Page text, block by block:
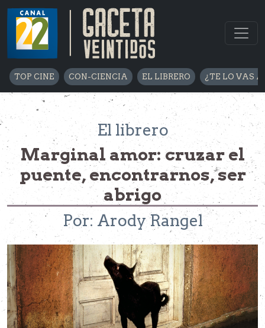
TOP CINE CON-CIENCIA EL LIBRERO ¿TE LO VAS A
El librero
Marginal amor: cruzar el
puente, encontrarnos, ser
abrigo
Por: Arody Rangel